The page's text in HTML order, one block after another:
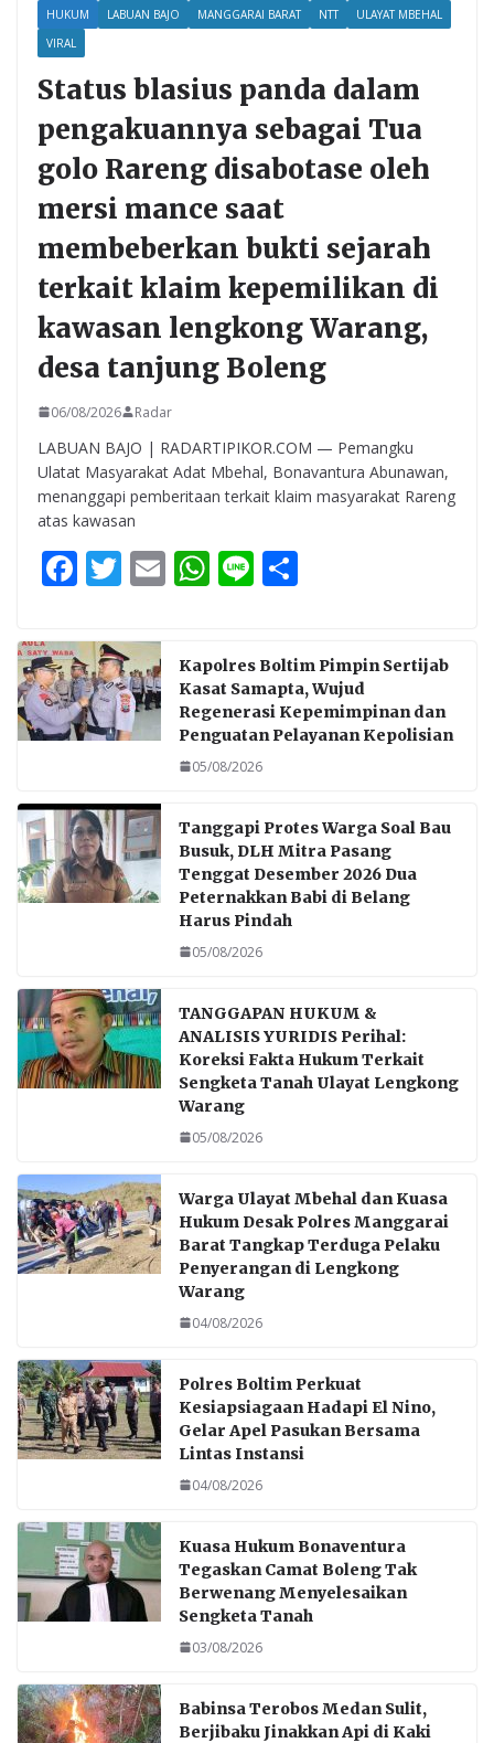
HUKUM LABUAN BAJO MANGGARAI BARAT NTT
ULAYAT MBEHAL
VIRAL
Status blasius panda dalam
pengakuannya sebagai Tua
golo Rareng disabotase oleh
mersi mance saat
membeberkan bukti sejarah
terkait klaim kepemilikan di
kawasan lengkong Warang,
desa tanjung Boleng
06/08/2026 Radar
LABUAN BAJO | RADARTIPIKOR.COM — Pemangku
Ulatat Masyarakat Adat Mbehal, Bonavantura Abunawan,
menanggapi pemberitaan terkait klaim masyarakat Rareng
atas kawasan
F
e
b
o
o
T
itt
er
E W
s
A
p
p
Li
e
Kapolres Boltim Pimpin Sertijab
Kasat Samapta, Wujud
Regenerasi Kepemimpinan dan
Penguatan Pelayanan Kepolisian
05/08/2026
Tanggapi Protes Warga Soal Bau
Busuk, DLH Mitra Pasang
Tenggat Desember 2026 Dua
Peternakkan Babi di Belang
Harus Pindah
05/08/2026
TANGGAPAN HUKUM &
ANALISIS YURIDIS Perihal:
Koreksi Fakta Hukum Terkait
Sengketa Tanah Ulayat Lengkong
Warang
05/08/2026
Warga Ulayat Mbehal dan Kuasa
Hukum Desak Polres Manggarai
Barat Tangkap Terduga Pelaku
Penyerangan di Lengkong
Warang
04/08/2026
Polres Boltim Perkuat
Kesiapsiagaan Hadapi El Nino,
Gelar Apel Pasukan Bersama
Lintas Instansi
04/08/2026
Kuasa Hukum Bonaventura
Tegaskan Camat Boleng Tak
Berwenang Menyelesaikan
Sengketa Tanah
03/08/2026
Babinsa Terobos Medan Sulit,
Berjibaku Jinakkan Api di Kaki